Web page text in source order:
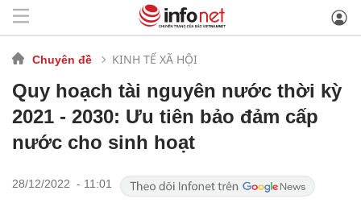
Chuyên đề KINH TẾ XÃ HỘI
Quy hoạch tài nguyên nước thời kỳ
2021 - 2030: Ưu tiên bảo đảm cấp
nước cho sinh hoạt
28/12/2022 - 11:01